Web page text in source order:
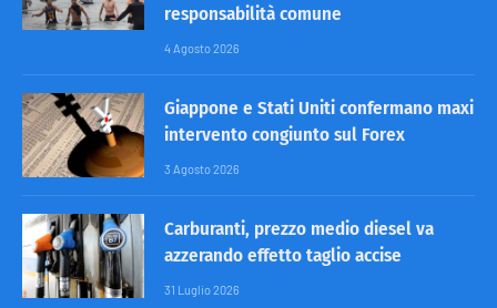
responsabilità comune
4 Agosto 2026
Giappone e Stati Uniti confermano maxi
intervento congiunto sul Forex
3 Agosto 2026
Carburanti, prezzo medio diesel va
azzerando effetto taglio accise
31 Luglio 2026